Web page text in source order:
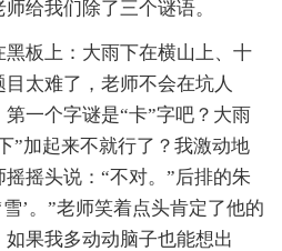
给我们除了三个谜语。
板上：大雨下在横山上、十
太难了，老师不会在坑人
一个字谜是“卡”字吧？大雨
”加起来不就行了？我激动地
摇头说：“不对。”后排的朱
’。”老师笑着点头肯定了他的
果我多动动脑子也能想出